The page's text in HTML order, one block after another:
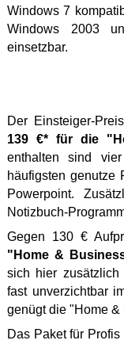
Windows 7
Windows 2003
einsetzbar.
Der Einsteiger-
139 €* für die
enthalten sind
häufigsten genutze
Powerpoint.
Notizbuch-
Gegen 130 €
"Home &
sich hier zusätzlich
fast unverzichtbar
genügt die "Home &
Das Paket für Profis